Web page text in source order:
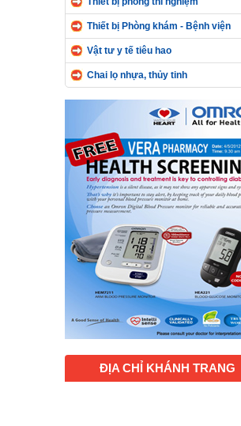
Thiết bị Phòng khám - Bệnh viện
Vật tư y tế tiêu hao
Chai lọ nhựa, thủy tinh
ĐỊA CHỈ KHÁNH TRANG